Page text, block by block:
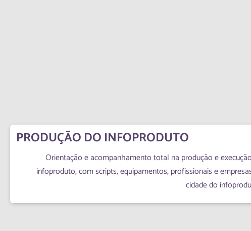
PRODUÇÃO DO INFOPRODUTO
Orientação e acompanhamento total na produção e
infoproduto, com scripts, equipamentos, profissionais e
cidade do